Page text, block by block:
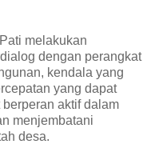
melakukan
dengan perangkat
kendala yang
yang dapat
aktif dalam
menjembatani
desa.